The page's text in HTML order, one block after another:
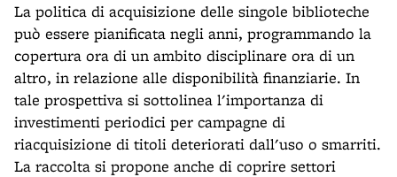
La politica di acquisizione delle singole biblioteche
può essere pianificata negli anni, programmando la
copertura ora di un ambito disciplinare ora di un
altro, in relazione alle disponibilità finanziarie. In
tale prospettiva si sottolinea l'importanza di
investimenti periodici per campagne di
riacquisizione di titoli deteriorati dall'uso o smarriti.
La raccolta si propone anche di coprire settori